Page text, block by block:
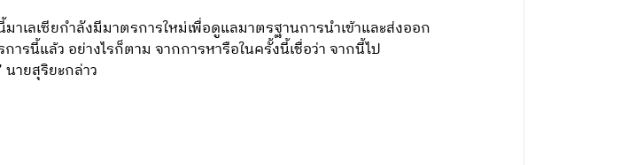
าเลเซียกำลังมีมาตรการใหม่เพื่อดูแลมาตรฐานการนำเข้าและส่งออก
ารนี้แล้ว อย่างไรก็ตาม จากการหารือในครั้งนี้เชื่อว่า จากนี้ไป
ายสุริยะกล่าว